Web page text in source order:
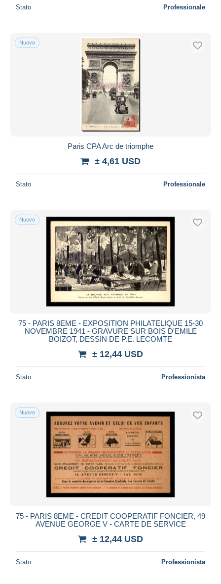
Stato Professionale
Nuovo
Paris CPA Arc de triomphe
± 4,61 USD
Stato Professionale
Nuovo
75 - PARIS 8EME - EXPOSITION PHILATELIQUE 15-30
NOVEMBRE 1941 - GRAVURE SUR BOIS D'EMILE
BOIZOT, DESSIN DE P.E. LECOMTE
± 12,44 USD
Stato Professionista
Nuovo
75 - PARIS 8EME - CREDIT COOPERATIF FONCIER, 49
AVENUE GEORGE V - CARTE DE SERVICE
± 12,44 USD
Stato Professionista